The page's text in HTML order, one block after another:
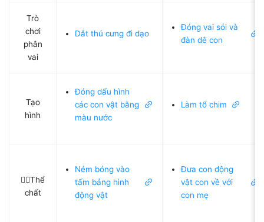
Trò
chơi
phân
vai
Dắt thú cưng đi dạo
Đóng vai sói và
đàn dê con
Tạo
hình
Đóng dấu hình
các con vật bằng
màu nước
Làm tổ chim
🤾‍♀️Thể
chất
Ném bóng vào
tấm bảng hình
động vật
Đưa con động
vật con về với
con mẹ